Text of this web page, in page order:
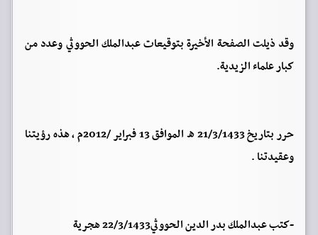
وقد ذيلت الصفحة الأخيرة بتوقيعات عبدالملك الحووثي وعدد من
كبار علماء الزيدية.
حرر بتاريخ 21/3/1433 ه الموافق 13 فبراير /2012م ، هذه رؤيتنا
وعقيدتنا .
-كتب عبدالملك بدر الدين الحووثي22/3/1433 هجرية